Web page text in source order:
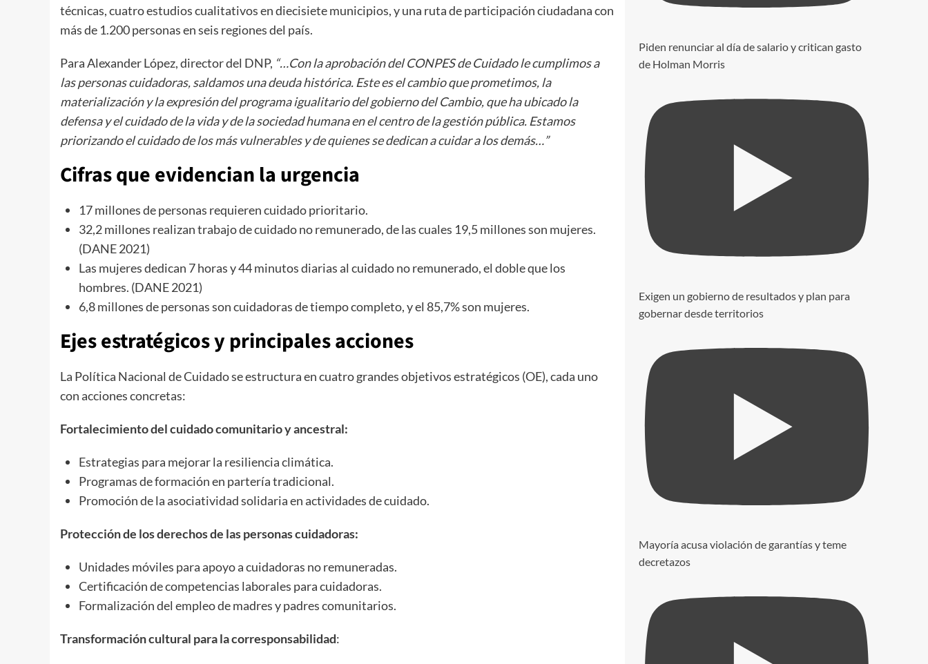
técnicas, cuatro estudios cualitativos en diecisiete municipios, y una ruta de participación ciudadana con
más de 1.200 personas en seis regiones del país.
Para Alexander López, director del DNP, “…Con la aprobación del CONPES de Cuidado le cumplimos a
las personas cuidadoras, saldamos una deuda histórica. Este es el cambio que prometimos, la
materialización y la expresión del programa igualitario del gobierno del Cambio, que ha ubicado la
defensa y el cuidado de la vida y de la sociedad humana en el centro de la gestión pública. Estamos
priorizando el cuidado de los más vulnerables y de quienes se dedican a cuidar a los demás…”
Cifras que evidencian la urgencia
17 millones de personas requieren cuidado prioritario.
32,2 millones realizan trabajo de cuidado no remunerado, de las cuales 19,5 millones son mujeres.
(DANE 2021)
Las mujeres dedican 7 horas y 44 minutos diarias al cuidado no remunerado, el doble que los
hombres. (DANE 2021)
6,8 millones de personas son cuidadoras de tiempo completo, y el 85,7% son mujeres.
Ejes estratégicos y principales acciones
La Política Nacional de Cuidado se estructura en cuatro grandes objetivos estratégicos (OE), cada uno
con acciones concretas:
Fortalecimiento del cuidado comunitario y ancestral:
Estrategias para mejorar la resiliencia climática.
Programas de formación en partería tradicional.
Promoción de la asociatividad solidaria en actividades de cuidado.
Protección de los derechos de las personas cuidadoras:
Unidades móviles para apoyo a cuidadoras no remuneradas.
Certificación de competencias laborales para cuidadoras.
Formalización del empleo de madres y padres comunitarios.
Transformación cultural para la corresponsabilidad:
Piden renunciar al día de salario y critican gasto
de Holman Morris
Exigen un gobierno de resultados y plan para
gobernar desde territorios
Mayoría acusa violación de garantías y teme
decretazos